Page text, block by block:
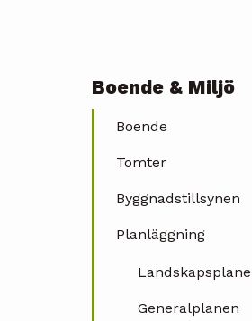
Boende & Miljö
Boende
Tomter
Byggnadstillsynen
Planläggning
Generalplanen